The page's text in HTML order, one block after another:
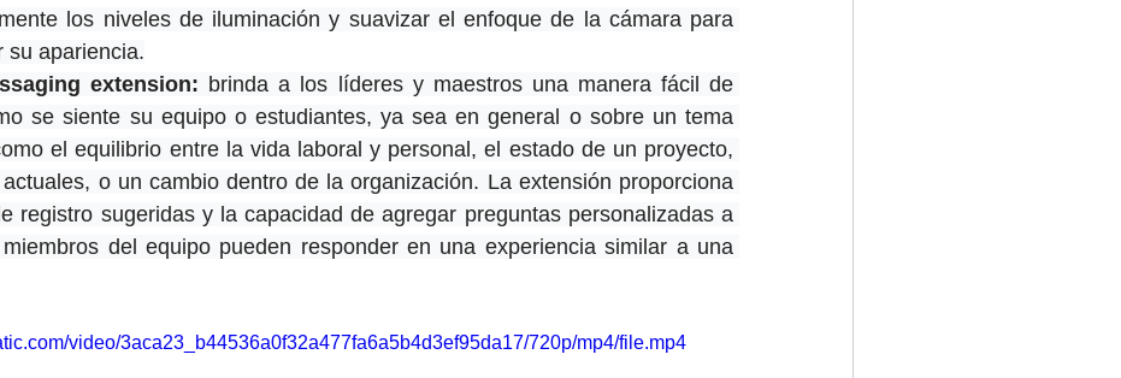
los niveles de iluminación y suavizar el enfoque de la cámara para
su apariencia.
extension: brinda a los líderes y maestros una manera fácil de
se siente su equipo o estudiantes, ya sea en general o sobre un tema
el equilibrio entre la vida laboral y personal, el estado de un proyecto,
actuales, o un cambio dentro de la organización. La extensión proporciona
registro sugeridas y la capacidad de agregar preguntas personalizadas a
del equipo pueden responder en una experiencia similar a una
video/3aca23_b44536a0f32a477fa6a5b4d3ef95da17/720p/mp4/file.mp4